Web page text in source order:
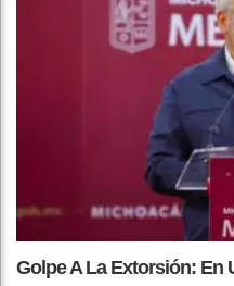
Golpe A La Extorsión: En